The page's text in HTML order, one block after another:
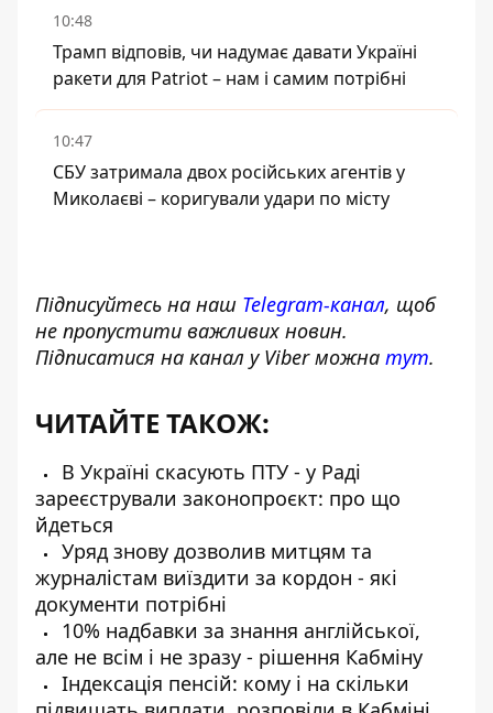
10:48
Трамп відповів, чи надумає давати Україні
ракети для Patriot – нам і самим потрібні
10:47
СБУ затримала двох російських агентів у
Миколаєві – коригували удари по місту
Підписуйтесь на наш Telegram-канал, щоб
не пропустити важливих новин.
Підписатися на канал у Viber можна тут.
ЧИТАЙТЕ ТАКОЖ:
В Україні скасують ПТУ - у Раді
зареєстрували законопроєкт: про що
йдеться
Уряд знову дозволив митцям та
журналістам виїздити за кордон - які
документи потрібні
10% надбавки за знання англійської,
але не всім і не зразу - рішення Кабміну
Індексація пенсій: кому і на скільки